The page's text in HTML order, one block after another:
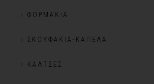
ΦΟΡΜΆΚΙΑ
ΣΚΟΥΦΆΚΙΑ-ΚΑΠΈΛΑ
ΚΆΛΤΣΕΣ